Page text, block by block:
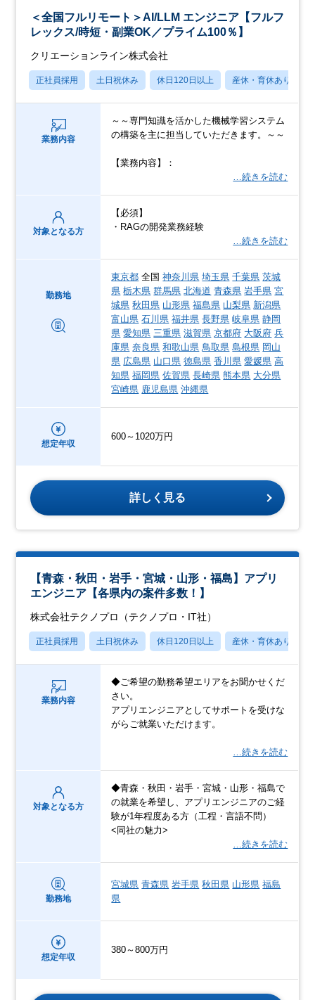
＜全国フルリモート＞AI/LLM エンジニア【フルフ
レックス/時短・副業OK／プライム100％】
クリエーションライン株式会社
正社員採用 土日祝休み 休日120日以上 産休・育休あり
業務内容
～～専門知識を活かした機械学習システム
の構築を主に担当していただきます。～～
【業務内容】：
…続きを読む
対象となる方
【必須】
・RAGの開発業務経験
…続きを読む
勤務地
東京都 全国神奈川県 埼玉県 千葉県 茨城
県 栃木県 群馬県 北海道 青森県 岩手県 宮
城県 秋田県 山形県 福島県 山梨県 新潟県
富山県 石川県 福井県 長野県 岐阜県 静岡
県 愛知県 三重県 滋賀県 京都府 大阪府 兵
庫県 奈良県 和歌山県 鳥取県 島根県 岡山
県 広島県 山口県 徳島県 香川県 愛媛県 高
知県 福岡県 佐賀県 長崎県 熊本県 大分県
宮崎県 鹿児島県 沖縄県
想定年収
600～1020万円
詳しく見る
【青森・秋田・岩手・宮城・山形・福島】アプリ
エンジニア【各県内の案件多数！】
株式会社テクノプロ（テクノプロ・IT社）
正社員採用 土日祝休み 休日120日以上 産休・育休あり
業務内容
◆ご希望の勤務希望エリアをお聞かせくだ
さい。
アプリエンジニアとしてサポートを受けな
がらご就業いただけます。
…続きを読む
対象となる方
◆青森・秋田・岩手・宮城・山形・福島で
の就業を希望し、アプリエンジニアのご経
験が1年程度ある方（工程・言語不問）
<同社の魅力>
…続きを読む
勤務地
宮城県 青森県 岩手県 秋田県 山形県 福島
県
想定年収
380～800万円